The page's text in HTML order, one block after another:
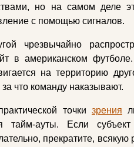
но на самом деле
с помощью сигналов.
чрезвычайно
в американском
на территорию
за что команду наказывают.
точки зрения
тайм-ауты. Если
прекратите,